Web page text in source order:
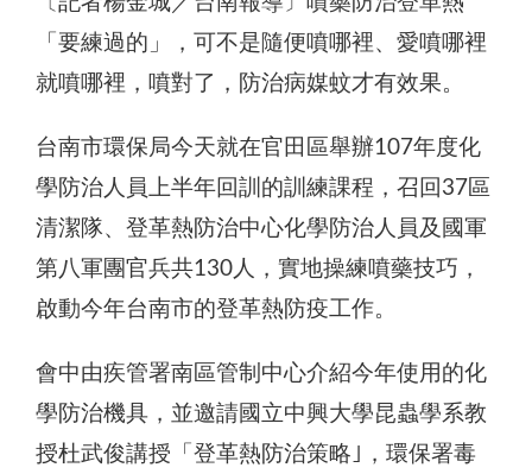
「要練過的」，可不是隨便噴哪裡、愛噴哪裡
就噴哪裡，噴對了，防治病媒蚊才有效果。
台南市環保局今天就在官田區舉辦107年度化
學防治人員上半年回訓的訓練課程，召回37區
清潔隊、登革熱防治中心化學防治人員及國軍
第八軍團官兵共130人，實地操練噴藥技巧，
啟動今年台南市的登革熱防疫工作。
會中由疾管署南區管制中心介紹今年使用的化
學防治機具，並邀請國立中興大學昆蟲學系教
授杜武俊講授「登革熱防治策略｣，環保署毒